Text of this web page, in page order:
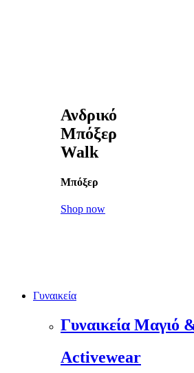
Ανδρικό
Μπόξερ
Walk
Μπόξερ
Shop now
Γυναικεία
Γυναικεία Μαγιό
Activewear